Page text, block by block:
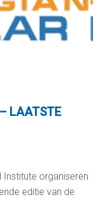
LAATSTE
Institute organiseren
editie van de